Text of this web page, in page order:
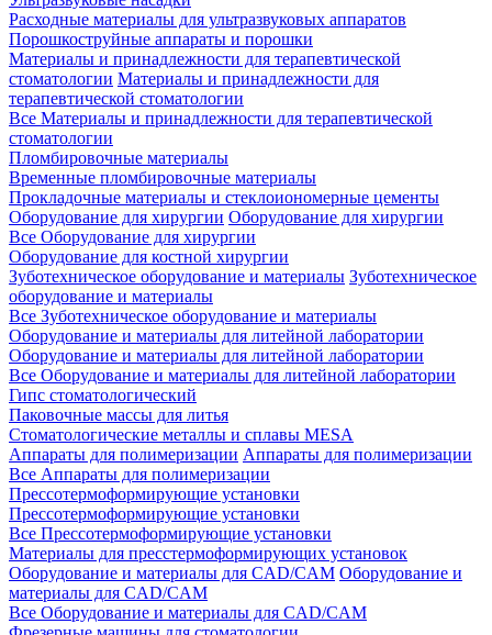
Расходные материалы для ультразвуковых аппаратов
Порошкоструйные аппараты и порошки
Материалы и принадлежности для терапевтической
стоматологии Материалы и принадлежности для
терапевтической стоматологии
Все Материалы и принадлежности для терапевтической
стоматологии
Пломбировочные материалы
Временные пломбировочные материалы
Прокладочные материалы и стеклоиономерные цементы
Оборудование для хирургии Оборудование для хирургии
Все Оборудование для хирургии
Оборудование для костной хирургии
Зуботехническое оборудование и материалы Зуботехническое
оборудование и материалы
Все Зуботехническое оборудование и материалы
Оборудование и материалы для литейной лаборатории
Оборудование и материалы для литейной лаборатории
Все Оборудование и материалы для литейной лаборатории
Гипс стоматологический
Паковочные массы для литья
Стоматологические металлы и сплавы MESA
Аппараты для полимеризации Аппараты для полимеризации
Все Аппараты для полимеризации
Прессотермоформирующие установки
Прессотермоформирующие установки
Все Прессотермоформирующие установки
Материалы для пресстермоформирующих установок
Оборудование и материалы для CAD/CAM Оборудование и
материалы для CAD/CAM
Все Оборудование и материалы для CAD/CAM